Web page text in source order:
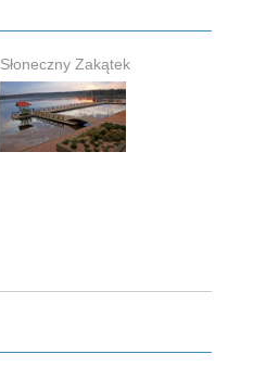
Słoneczny Zakątek